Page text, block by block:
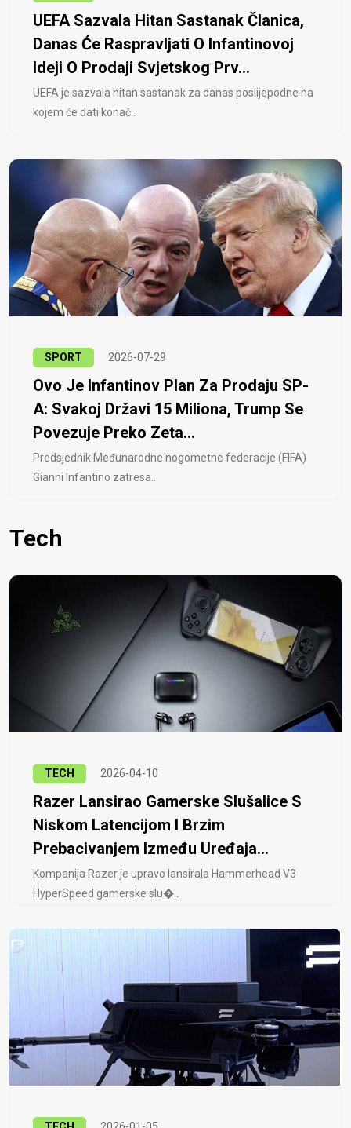
UEFA Sazvala Hitan Sastanak Članica,
Danas Će Raspravljati O Infantinovoj
Ideji O Prodaji Svjetskog Prv...
UEFA je sazvala hitan sastanak za danas poslijepodne na
kojem će dati konač..
SPORT 2026-07-29
Ovo Je Infantinov Plan Za Prodaju SP-
A: Svakoj Državi 15 Miliona, Trump Se
Povezuje Preko Zeta...
Predsjednik Međunarodne nogometne federacije (FIFA)
Gianni Infantino zatresa..
Tech
TECH 2026-04-10
Razer Lansirao Gamerske Slušalice S
Niskom Latencijom I Brzim
Prebacivanjem Između Uređaja...
Kompanija Razer je upravo lansirala Hammerhead V3
HyperSpeed ​​gamerske slu�..